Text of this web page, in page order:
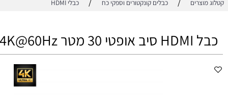
/ כבלים קונקטורים וספקי כח / כבלי HDMI